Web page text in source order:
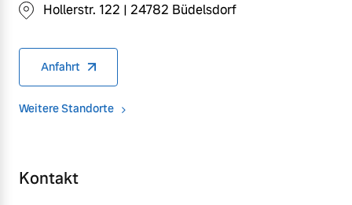
Hollerstr. 122 | 24782 Büdelsdorf
Anfahrt
Weitere Standorte
Kontakt